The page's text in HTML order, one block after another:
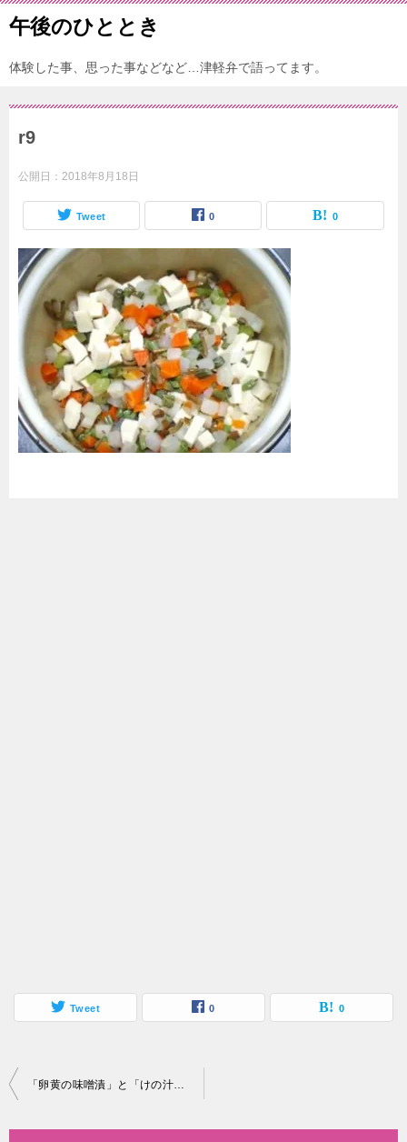
午後のひととき
体験した事、思った事などなど…津軽弁で語ってます。
r9
公開日： 2018年8月18日
Tweet 0 0
Tweet 0 0
投
「卵黄の味噌漬」と「けの汁」☆